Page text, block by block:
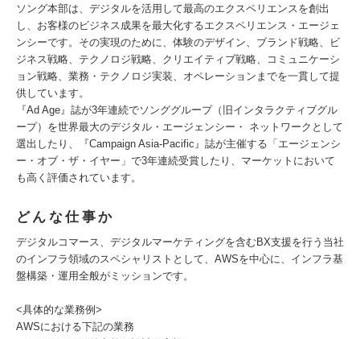
ソング本部は、デジタルを活用して最高のエクスペリエンスを創出
し、お客様のビジネス成果を最大化するエクスペリエンス・エージェ
ンシーです。その実現のために、体験のデザイン、ブランド戦略、ビ
ジネス戦略、テクノロジ戦略、クリエイティブ戦略、コミュニケーシ
ョン戦略、業務・テクノロジ実装、オペレーションまでを一貫して提
供しています。
『Ad Age』誌が3年連続でソンググループ（旧インタラクティブグル
ープ）を世界最大のデジタル・エージェンシー・ ネットワークとして
選出したり、『Campaign Asia-Pacific』誌が主催する「エージェンシ
ー・オブ・ザ・イヤー」で3年連続受賞したり、マーケットにおいて
も高く評価されています。
どんな仕事か
デジタルコマース、デジタルマーケティングを含むBX支援を行う当社
のインフラ領域のスペシャリストとして、AWSを中心に、インフラ基
盤構築・運用全般がミッションです。
<具体的な業務例>
AWSにおける下記の業務